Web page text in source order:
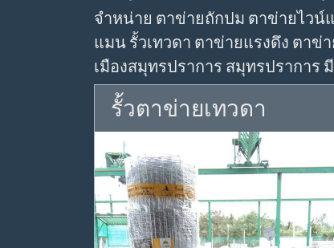
จำหน่าย ตาข่ายถักปม ตาข่ายไวน์
แมน รั้วเทวดา ตาข่ายแรงดึง ตาข่
เมืองสมุทรปราการ สมุทรปราการ
รั้วตาข่ายเทวดา